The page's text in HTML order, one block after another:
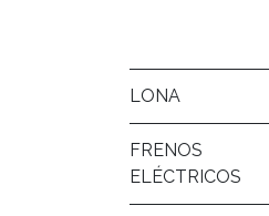
LONA
FRENOS
ELÉCTRICOS